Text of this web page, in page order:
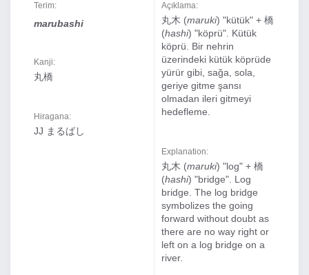
Terim:
marubashi
Kanji:
丸橋
Hiragana:
JJ まるばし
Açıklama:
丸木 (maruki) "kütük" + 橋
(hashi) "köprü". Kütük
köprü. Bir nehrin
üzerindeki kütük köprüde
yürür gibi, sağa, sola,
geriye gitme şansı
olmadan ileri gitmeyi
hedefleme.
Explanation:
丸木 (maruki) "log" + 橋
(hashi) "bridge". Log
bridge. The log bridge
symbolizes the going
forward without doubt as
there are no way right or
left on a log bridge on a
river.